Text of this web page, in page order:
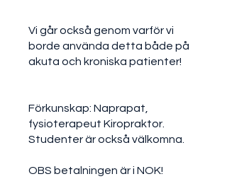
Vi går också genom varför vi
borde använda detta både på
akuta och kroniska patienter!
Förkunskap: Naprapat,
fysioterapeut Kiropraktor.
Studenter är också välkomna.
OBS betalningen är i NOK!